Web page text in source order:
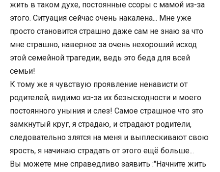
жить в таком духе, постоянные ссоры с мамой из-за
этого. Ситуация сейчас очень накалена... Мне уже
просто становится страшно даже сам не знаю за что
мне страшно, наверное за очень нехороший исход
этой семейной трагедии, ведь это беда для всей
семьи!
К тому же я чувствую проявление ненависти от
родителей, видимо из-за их безысходности и моего
постоянного уныния и слез! Самое страшное что это
замкнутый круг, я страдаю, и страдают родители,
следовательно злятся на меня и выплескивают свою
ярость, я начинаю страдать от этого ещё больше...
Вы можете мне справедливо заявить :"Начните жить